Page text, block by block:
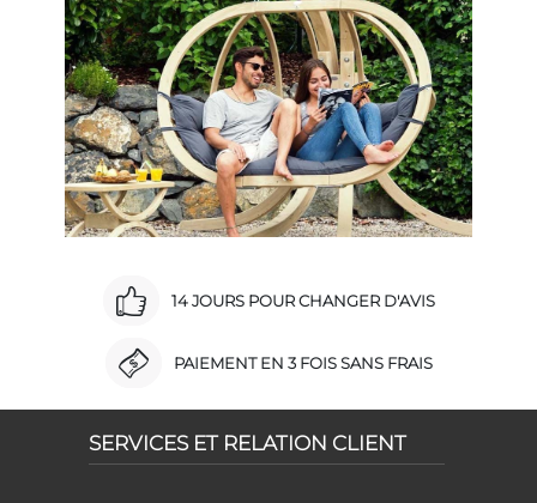
14 JOURS POUR CHANGER D'AVIS
PAIEMENT EN 3 FOIS SANS FRAIS
SERVICES ET RELATION CLIENT